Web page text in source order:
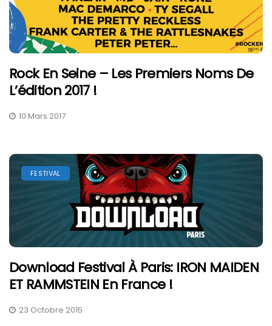
Rock En Seine – Les Premiers Noms De
L’édition 2017 !
10 Mars 2017
FESTIVAL
Download Festival À Paris: IRON MAIDEN
ET RAMMSTEIN En France !
23 Octobre 2015